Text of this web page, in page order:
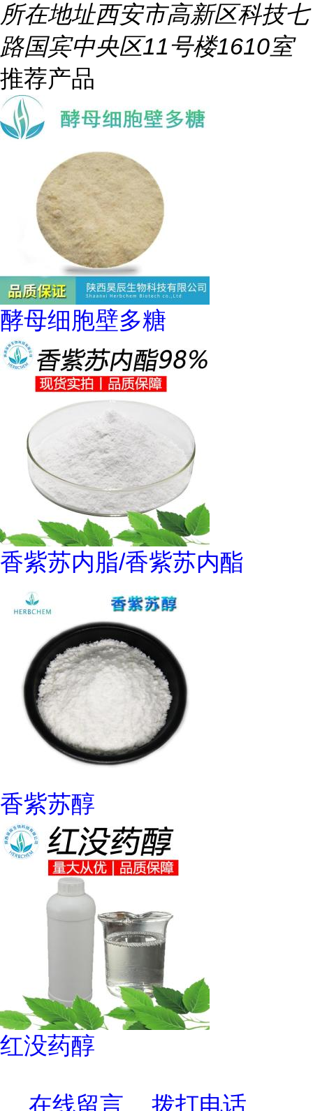
所在地址西安市高新区科技七
路国宾中央区11号楼1610室
推荐产品
酵母细胞壁多糖
香紫苏内脂/香紫苏内酯
香紫苏醇
红没药醇
在线留言 拨打电话